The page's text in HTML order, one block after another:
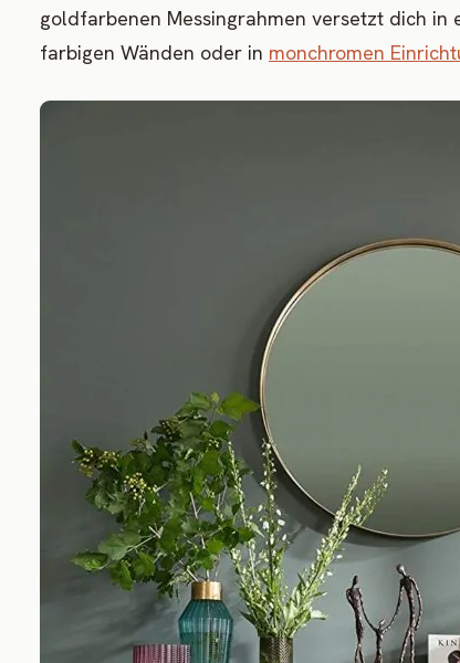
goldfarbenen Messingrahmen versetzt dich
farbigen Wänden oder in monchromen